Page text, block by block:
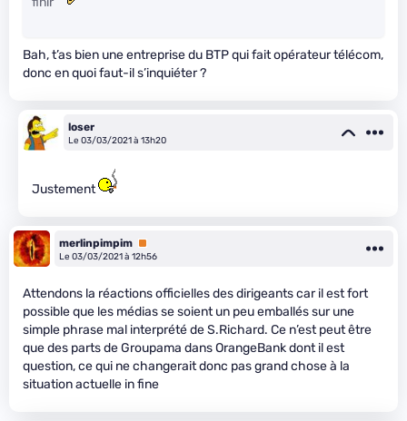
Bah, t’as bien une entreprise du BTP qui fait opérateur télécom,
donc en quoi faut-il s’inquiéter ?
loser
Le 03/03/2021 à 13h20
Justement
merlinpimpim Premium
Le 03/03/2021 à 12h56
Attendons la réactions officielles des dirigeants car il est fort
possible que les médias se soient un peu emballés sur une
simple phrase mal interprété de S.Richard. Ce n’est peut être
que des parts de Groupama dans OrangeBank dont il est
question, ce qui ne changerait donc pas grand chose à la
situation actuelle in fine